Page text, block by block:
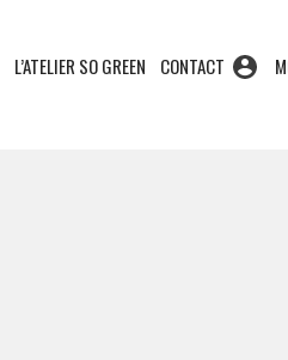
L’ATELIER SO GREEN CONTACT